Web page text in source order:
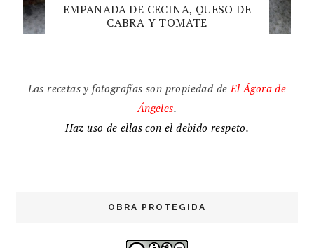
EMPANADA DE CECINA, QUESO DE
CABRA Y TOMATE
Las recetas y fotografías son propiedad de ElÁgora de
Ángeles.
Haz uso de ellas con el debido respeto.
OBRA PROTEGIDA